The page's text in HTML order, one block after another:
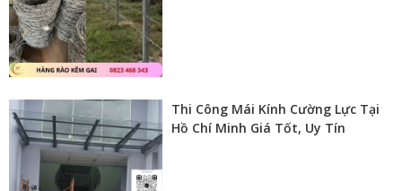
Thi Công Mái Kính Cường Lực Tại
Hồ Chí Minh Giá Tốt, Uy Tín